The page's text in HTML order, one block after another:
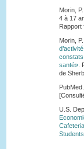
Morin,
4 à 17
Rapport
Morin,
constats
santé».
de
U.S.